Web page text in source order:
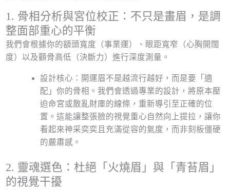
1. 骨相分析與宮位校正：不只是畫眉，是調
整面部重心的平衡
我們會根據你的額頭寬度（事業運）、眼距寬窄（心胸開闊
度）以及顴骨高低（決斷力）進行深度測量。
設計核心：開運眉不是越流行越好，而是要「適
配」你的骨相。我們會透過專業的設計，將原本壓
迫命宮或散亂財庫的線條，重新導引至正確的位
置。這能讓整張臉的視覺重心自然向上提拉，讓你
看起來神采奕奕且充滿從容的氣度，而非刻板僵硬
的嚴肅感。
2. 靈魂選色：杜絕「火燒眉」與「青苔眉」
的視覺干擾